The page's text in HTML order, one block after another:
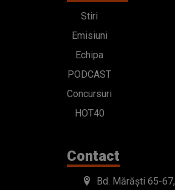
Stiri
Emisiuni
Echipa
PODCAST
Concursuri
HOT40
Contact
Bd. Mărăști 65-67,